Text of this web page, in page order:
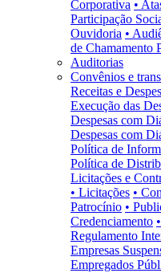
Corporativa •
Participação
Ouvidoria •
de Chamamento
Auditorias
Convênios e
Receitas e
Execução das
Despesas com
Despesas com
Política de
Política de
Licitações e
• Licitações •
Patrocínio •
Credenciamento
Regulamento
Empresas
Empregados